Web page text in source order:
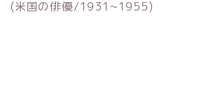
(米国の俳優/1931~1955)